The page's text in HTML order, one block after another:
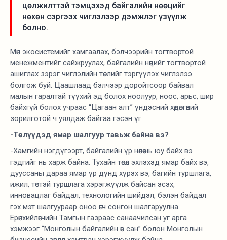
цөлжилттэй тэмцэхэд байгалийн нөөцийг
нөхөн сэргээх чиглэлээр дэмжлэг үзүүлж
болно.
Мөн экосистемийг хамгаалах, бэлчээрийн тогтвортой
менежментийг сайжруулах, байгалийн нөөцийг тогтвортой
ашиглах зэрэг чиглэлийн төслийг тэргүүлэх чиглэлээ
болгож буй. Цаашлаад бэлчээр доройтсоор байвал
малын гаралтай түүхий эд болох ноолуур, ноос, арьс, шир
байхгүй болох учраас “Цагаан алт” үндэсний хөдөлгөөний
зорилготой ч уялдаж байгаа гэсэн үг.
-Төслүүдэд ямар шалгуур тавьж байна вэ?
-Хамгийн нэгдүгээрт, байгалийн үр нөлөө нь юу байх вэ
гэдгийг нь харж байна. Тухайн төсөл эхлэхэд ямар байх вэ,
дууссаны дараа ямар үр дүнд хүрэх вэ, багийн туршлага,
ижил, төстэй туршлага хэрэгжүүлж байсан эсэх,
инновацлаг байдал, технологийн шийдэл, бэлэн байдал
гэх мэт шалгуураар оноо өгч сонгон шалгаруулна.
Ерөнхийлөгчийн Тамгын газраас санаачилсан уг арга
хэмжээг “Монголын байгалийн өв сан” болон Монголын